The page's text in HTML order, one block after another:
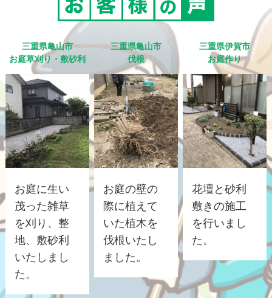
三重県亀山市
お庭草刈り・敷砂利
お庭に生い
茂った雑草
を刈り、整
地、敷砂利
いたしまし
た。
三重県亀山市
伐根
お庭の壁の
際に植えて
いた植木を
伐根いたし
ました。
三重県伊賀市
お庭作り
花壇と砂利
敷きの施工
を行いまし
た。